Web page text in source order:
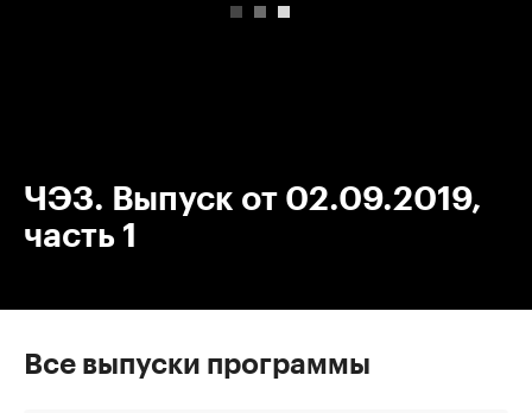
ЧЭЗ. Выпуск от 02.09.2019,
часть 1
Все выпуски программы